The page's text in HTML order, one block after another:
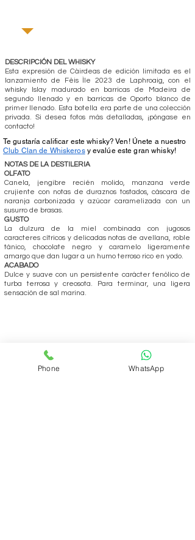
DESCRIPCIÓN DEL WHISKY
Esta expresión de Càirdeas de edición limitada es el
lanzamiento de Fèis Ìle 2023 de Laphroaig, con el
whisky Islay madurado en barricas de Madeira de
segundo llenado y en barricas de Oporto blanco de
primer llenado. Esta botella era parte de una colección
privada. Si desea fotos más detalladas, ¡póngase en
contacto!
Te gustaría calificar este whisky? Ven! Únete a nuestro
Club Clan de Whiskerosy evalúe este gran whisky!
NOTAS DE LA DESTILERIA
OLFATO
Canela, jengibre recién molido, manzana verde
crujiente con notas de duraznos tostados, cáscara de
naranja carbonizada y azúcar caramelizada con un
susurro de brasas.
GUSTO
La dulzura de la miel combinada con jugosos
caracteres cítricos y delicadas notas de avellana, roble
tánico, chocolate negro y caramelo ligeramente
amargo que dan lugar a un humo terroso rico en yodo.
ACABADO
Dulce y suave con un persistente carácter fenólico de
turba terrosa y creosota. Para terminar, una ligera
sensación de sal marina.
Phone WhatsApp